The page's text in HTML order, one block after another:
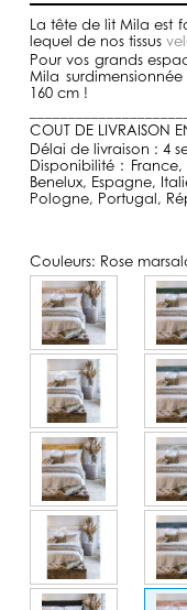
La tête de lit Mila est
lequel de nos tissus
Pour vos grands
Mila
160 cm !
COUT DE LIVRAISON
Délai de livraison : 4
Disponibilité :
Benelux, Espagne,
Pologne, Portugal,
Couleurs: Rose